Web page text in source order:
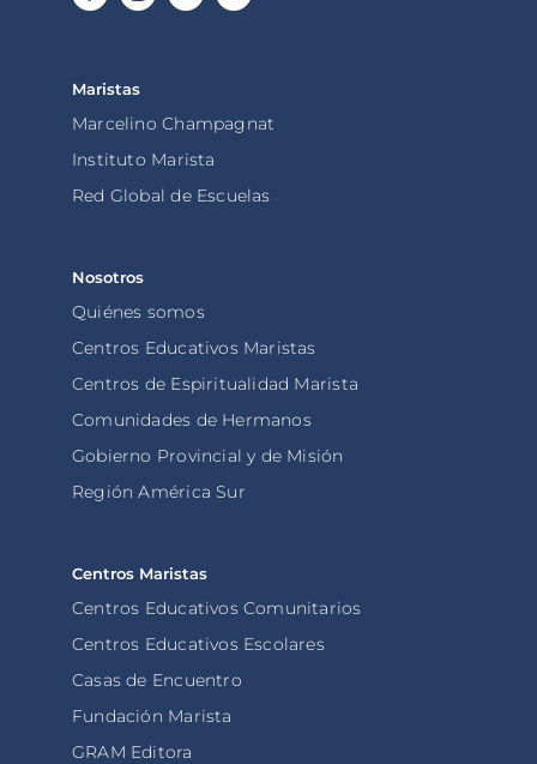
Maristas
Marcelino Champagnat
Instituto Marista
Red Global de Escuelas
Nosotros
Quiénes somos
Centros Educativos Maristas
Centros de Espiritualidad Marista
Comunidades de Hermanos
Gobierno Provincial y de Misión
Región América Sur
Centros Maristas
Centros Educativos Comunitarios
Centros Educativos Escolares
Casas de Encuentro
Fundación Marista
GRAM Editora